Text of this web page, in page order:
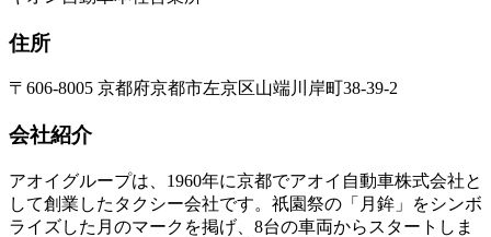
住所
〒606-8005 京都府京都市左京区山端川岸町38-39-2
会社紹介
アオイグループは、1960年に京都でアオイ自動車株式会社と
して創業したタクシー会社です。祇園祭の「月鉾」をシンボ
ライズした月のマークを掲げ、8台の車両からスタートしま